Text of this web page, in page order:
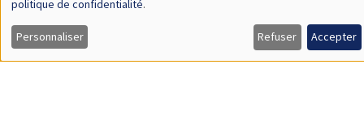
SÉMINAIRES INTERNES
Îlot Bernard du BoisSalle 13